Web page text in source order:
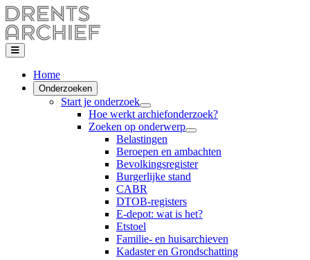
Home
Onderzoeken
Start je onderzoek
Hoe werkt archiefonderzoek?
Zoeken op onderwerp
Belastingen
Beroepen en ambachten
Bevolkingsregister
Burgerlijke stand
CABR
DTOB-registers
E-depot: wat is het?
Etstoel
Familie- en huisarchieven
Kadaster en Grondschatting